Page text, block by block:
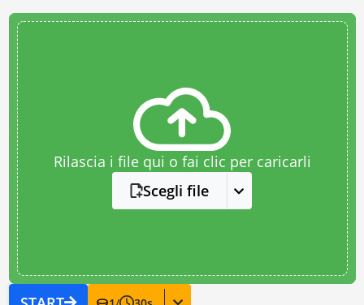
Rilascia i file qui o fai clic per caricarli
Scegli file